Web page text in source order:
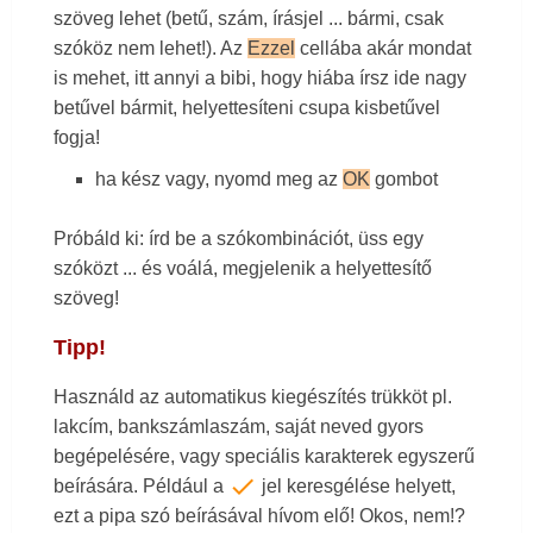
szöveg lehet (betű, szám, írásjel ... bármi, csak
szóköz nem lehet!). Az Ezzel cellába akár mondat
is mehet, itt annyi a bibi, hogy hiába írsz ide nagy
betűvel bármit, helyettesíteni csupa kisbetűvel
fogja!
ha kész vagy, nyomd meg az OK gombot
Próbáld ki: írd be a szókombinációt, üss egy
szóközt ... és voálá, megjelenik a helyettesítő
szöveg!
Tipp!
Használd az automatikus kiegészítés trükköt pl.
lakcím, bankszámlaszám, saját neved gyors
begépelésére, vagy speciális karakterek egyszerű
beírására. Például a check jel keresgélése helyett,
ezt a pipa szó beírásával hívom elő! Okos, nem!?